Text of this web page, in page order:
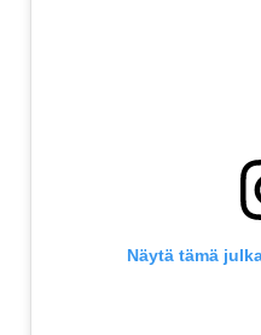
Näytä tämä